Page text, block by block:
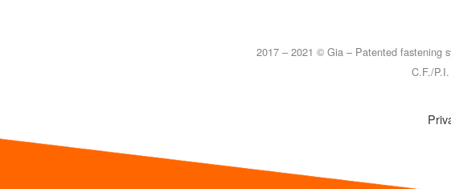
2017 – 2021 © Gia – Patented fastening
C.F./